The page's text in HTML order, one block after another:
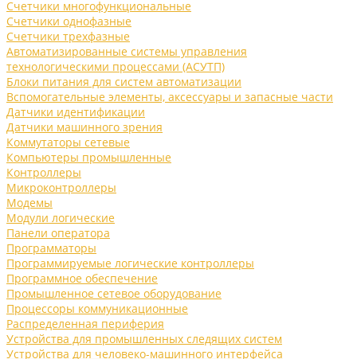
Счетчики многофункциональные
Счетчики однофазные
Счетчики трехфазные
Автоматизированные системы управления
технологическими процессами (АСУТП)
Блоки питания для систем автоматизации
Вспомогательные элементы, аксессуары и запасные части
Датчики идентификации
Датчики машинного зрения
Коммутаторы сетевые
Компьютеры промышленные
Контроллеры
Микроконтроллеры
Модемы
Модули логические
Панели оператора
Программаторы
Программируемые логические контроллеры
Программное обеспечение
Промышленное сетевое оборудование
Процессоры коммуникационные
Распределенная периферия
Устройства для промышленных следящих систем
Устройства для человеко-машинного интерфейса